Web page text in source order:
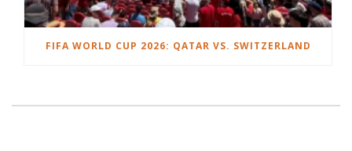
FIFA WORLD CUP 2026: QATAR VS. SWITZERLAND